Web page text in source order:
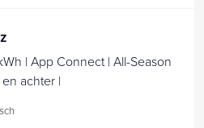
| App Connect | All-Season
achter |